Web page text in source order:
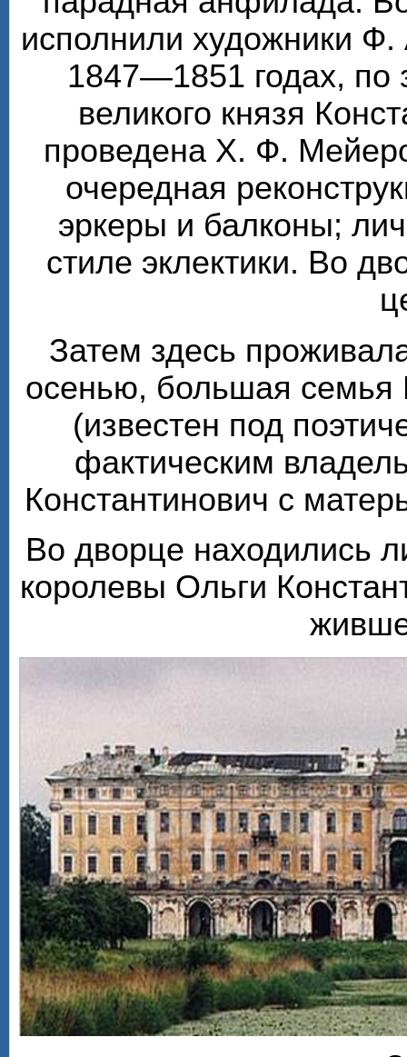
исполнили художники
1847—1851 годах, по
великого князя
проведена Х. Ф.
очередная
эркеры и балконы;
стиле эклектики. Во
Затем здесь
осенью, большая семья
(известен под
фактическим
Константинович с
Во дворце находились
королевы Ольги